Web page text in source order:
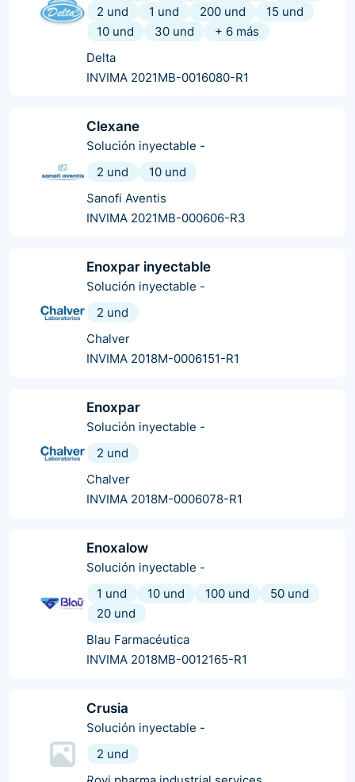
2 und
1 und 200 und
15 und
10 und
30 und + 6 más
Delta
INVIMA 2021MB-0016080-R1
Clexane
Solución inyectable -
2 und
10 und
Sanofi Aventis
INVIMA 2021MB-000606-R3
Enoxpar inyectable
Solución inyectable -
2 und
Chalver
INVIMA 2018M-0006151-R1
Enoxpar
Solución inyectable -
2 und
Chalver
INVIMA 2018M-0006078-R1
Enoxalow
Solución inyectable -
1 und
10 und 100 und
50 und
20 und
Blau Farmacéutica
INVIMA 2018MB-0012165-R1
Crusia
Solución inyectable -
2 und